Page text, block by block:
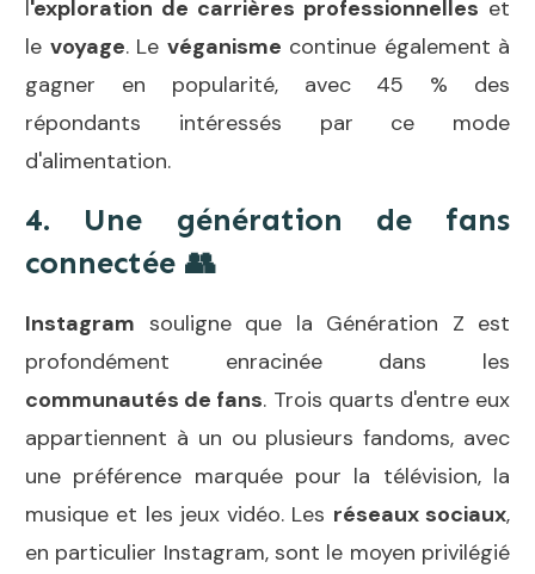
l'exploration de carrières professionnelles et
le voyage. Le véganisme continue également à
gagner en popularité, avec 45 % des
répondants intéressés par ce mode
d'alimentation.
4. Une génération de fans
connectée 👥
Instagram souligne que la Génération Z est
profondément enracinée dans les
communautés de fans. Trois quarts d'entre eux
appartiennent à un ou plusieurs fandoms, avec
une préférence marquée pour la télévision, la
musique et les jeux vidéo. Les réseaux sociaux,
en particulier Instagram, sont le moyen privilégié